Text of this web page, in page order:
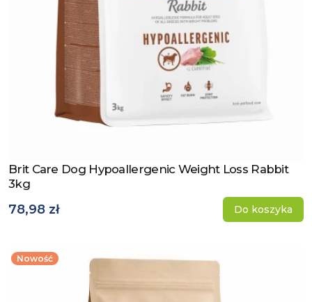
Zobacz produkt
Brit Care Dog Hypoallergenic Weight Loss Rabbit
3kg
78,98 zł Do koszyka
Nowość